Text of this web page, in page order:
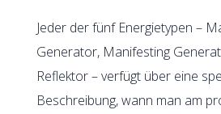
Jeder der fünf Energietypen –
Generator, Manifesting
Reflektor – verfügt über eine
Beschreibung, wann man am